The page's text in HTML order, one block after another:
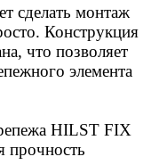
сделать монтаж
Конструкция
что позволяет
элемента
HILST FIX
прочность